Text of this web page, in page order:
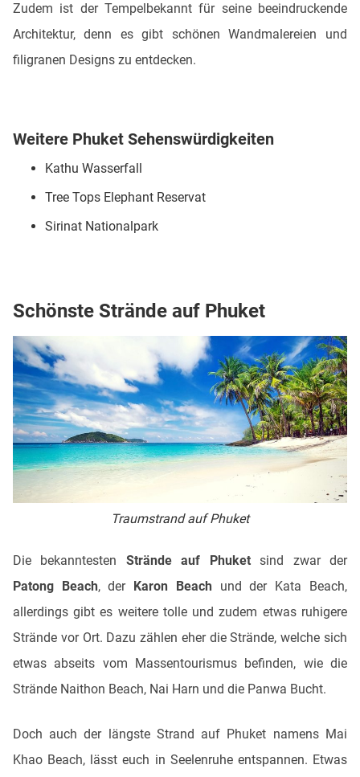
Zudem ist der Tempelbekannt für seine beeindruckende
Architektur, denn es gibt schönen Wandmalereien und
filigranen Designs zu entdecken.
Weitere Phuket Sehenswürdigkeiten
Kathu Wasserfall
Tree Tops Elephant Reservat
Sirinat Nationalpark
Schönste Strände auf Phuket
Traumstrand auf Phuket
Die bekanntesten Strände auf Phuketsind zwar der
Patong Beach, der Karon Beachund der Kata Beach,
allerdings gibt es weitere tolle und zudem etwas ruhigere
Strände vor Ort. Dazu zählen eher die Strände, welche sich
etwas abseits vom Massentourismus befinden, wie die
Strände Naithon Beach, Nai Harn und die Panwa Bucht.
Doch auch der längste Strand auf Phuket namens Mai
Khao Beach, lässt euch in Seelenruhe entspannen. Etwas